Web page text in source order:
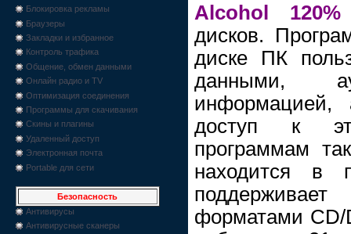
Блокировка рекламы
Браузеры
Закладки и избранное
Контроль трафика
Общение, обмен данными
Онлайн радио и TV
Оптимизация соединения
Программы для скачивания
Скины и плагины
Удаленный доступ
Электронная почта
Portable для сети
Безопасность
Антивирусы
Антивирусные сканеры
Alcohol 120%
дисков.
диске ПК
данными,
информацией,
доступ к
программам
находится в
форматами CD/